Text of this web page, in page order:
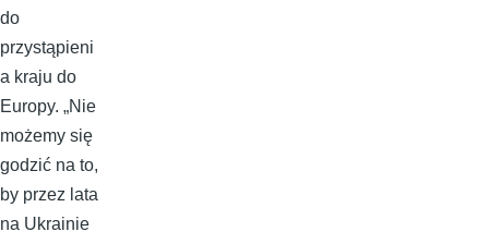
do
przystąpieni
a kraju do
Europy. „Nie
możemy się
godzić na to,
by przez lata
na Ukrainie